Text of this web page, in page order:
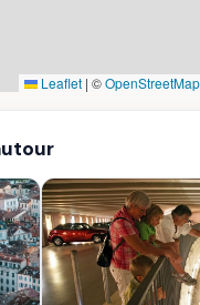
Leaflet | ©